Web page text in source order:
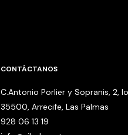
CONTÁCTANOS
C.Antonio Porlier y Sopranis, 2,
35500, Arrecife, Las Palmas
928 06 13 19